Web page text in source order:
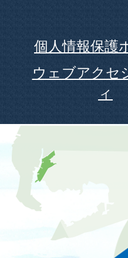
個人情報保護
ウェブアクセ
ィ